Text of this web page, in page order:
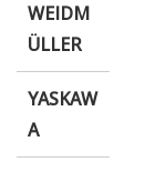
WEIDM
ÜLLER
YASKAW
A